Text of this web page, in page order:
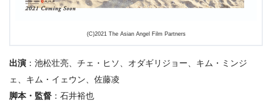
(C)2021 The Asian Angel Film Partners
出演 ：池松壮亮、チェ・ヒソ、オダギリジョー、キム・ミンジ
ェ、キム・イェウン、佐藤凌
脚本・監督 ：石井裕也